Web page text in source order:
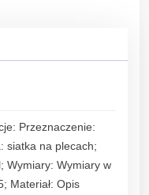
Przeznaczenie:
siatka na plecach;
Wymiary: Wymiary w
Materiał: Opis